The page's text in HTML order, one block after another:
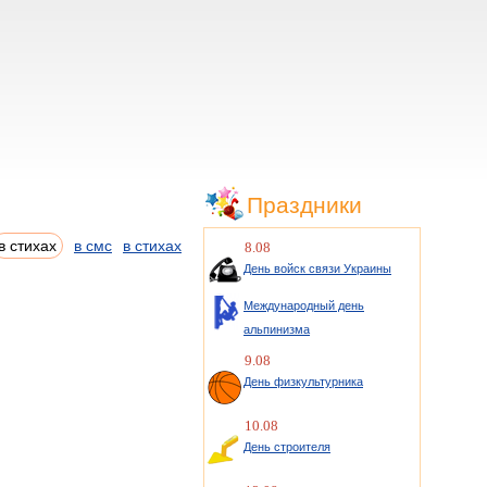
стихах в смс в стихах
Праздники
8.08
День войск связи Украины
Международный день
альпинизма
9.08
День физкультурника
10.08
День строителя